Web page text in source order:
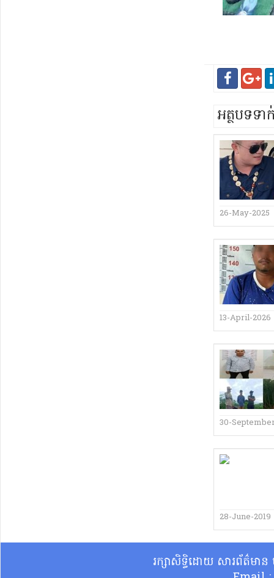
អត្ថបទទ
26-May-2025
13-April-2026
30-
28-June-2019
រក្សាសិទ្ធិដោយ សារព័ត៌មា